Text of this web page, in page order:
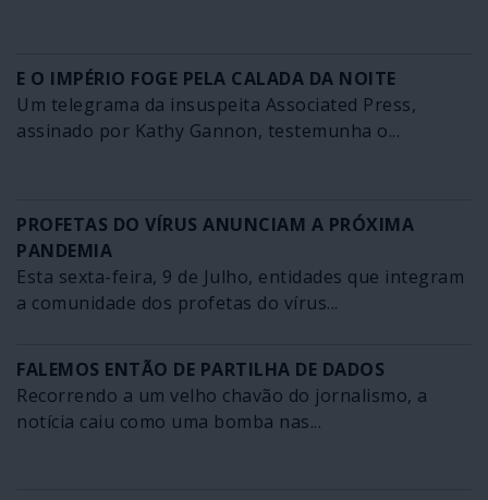
E O IMPÉRIO FOGE PELA CALADA DA NOITE
Um telegrama da insuspeita Associated Press,
assinado por Kathy Gannon, testemunha o...
PROFETAS DO VÍRUS ANUNCIAM A PRÓXIMA
PANDEMIA
Esta sexta-feira, 9 de Julho, entidades que integram
a comunidade dos profetas do vírus...
FALEMOS ENTÃO DE PARTILHA DE DADOS
Recorrendo a um velho chavão do jornalismo, a
notícia caiu como uma bomba nas...